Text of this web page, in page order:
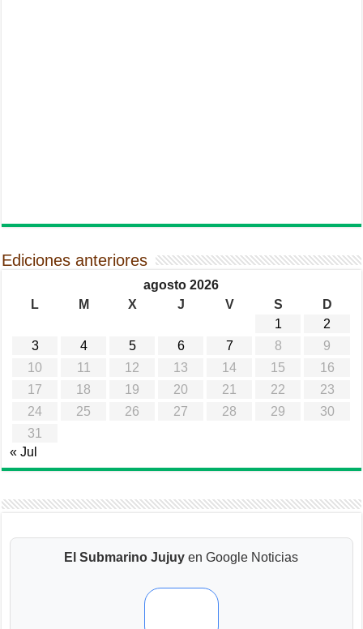
Ediciones anteriores
agosto 2026
L
M X J V S
D
1
2
3
4 5 6 7 8
9
10
11 12 13 14 15
16
17
18 19 20 21 22
23
24
25 26 27 28 29
30
31
« Jul
El Submarino Jujuy en Google Noticias